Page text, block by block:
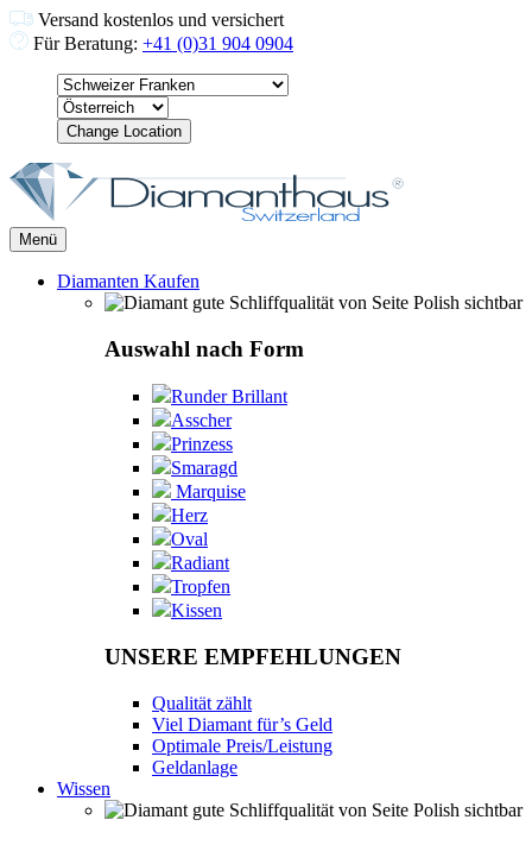
Versand kostenlos und versichert
Für Beratung: +41 (0)31 904 0904
Change Location
Menü
Diamanten Kaufen
Auswahl nach Form
Runder Brillant
Asscher
Prinzess
Smaragd
Marquise
Herz
Oval
Radiant
Tropfen
Kissen
UNSERE EMPFEHLUNGEN
Qualität zählt
Viel Diamant für’s Geld
Optimale Preis/Leistung
Geldanlage
Wissen